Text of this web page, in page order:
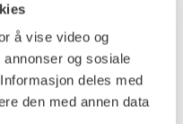
å vise video og
og sosiale
deles med
den med annen data
lerretet: Lods fra
Fordervind.